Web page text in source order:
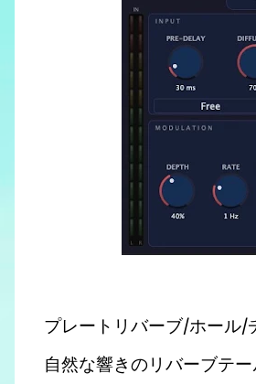
プレートリバーブ/ホール/
自然な響きのリバーブテ